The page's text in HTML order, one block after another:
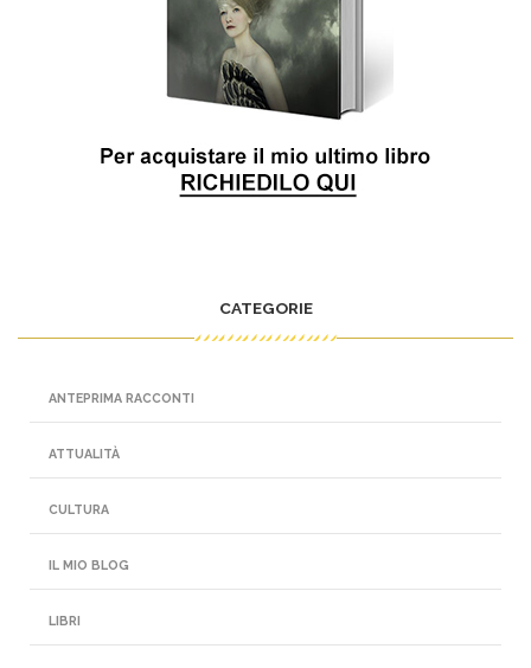
CATEGORIE
ANTEPRIMA RACCONTI
ATTUALITÀ
CULTURA
IL MIO BLOG
LIBRI